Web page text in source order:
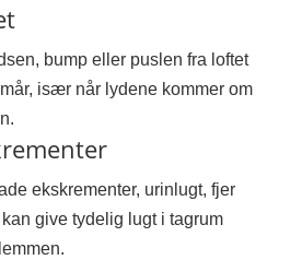
bump eller puslen fra loftet
især når lydene kommer om
ekskrementer, urinlugt, fjer
give tydelig lugt i tagrum